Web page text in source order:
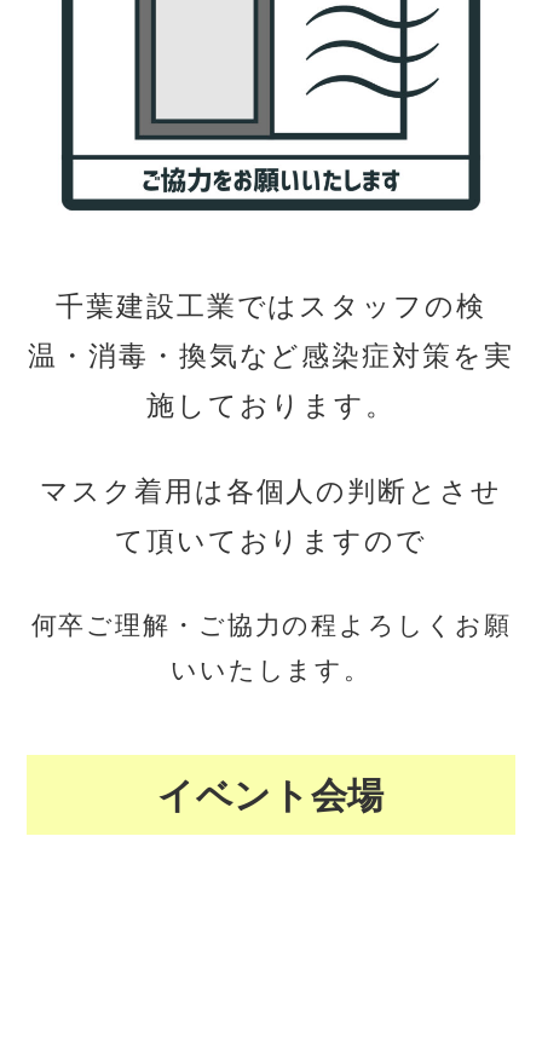
千葉建設工業ではスタッフの検
温・消毒・換気など感染症対策を実
施しております。
マスク着用は各個人の判断とさせ
て頂いておりますので
何卒ご理解・ご協力の程よろしくお願
いいたします。
イベント会場